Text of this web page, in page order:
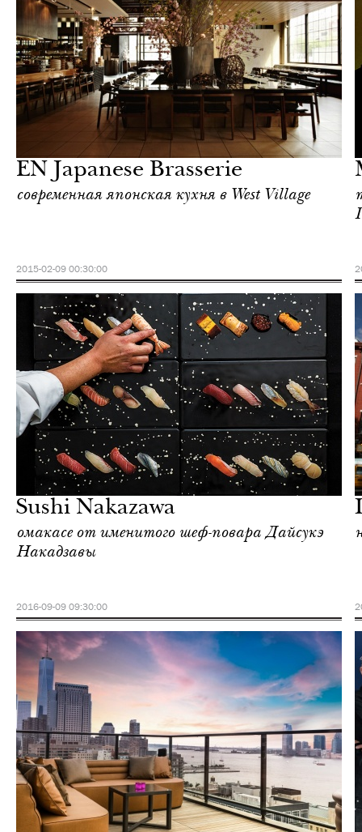
EN Japanese Brasserie
современная японская кухня в West Village
2015-02-09 00:30:00
среда
Sushi Nakazawa
омакасе от именитого шеф-повара Дайсукэ
Накадзавы
2016-09-09 09:30:00
среда
Йорк
Йорк